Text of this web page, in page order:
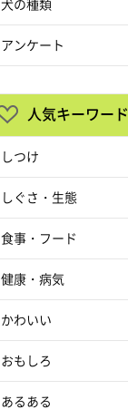
犬の種類
アンケート
人気キーワード
しつけ
しぐさ・生態
食事・フード
健康・病気
かわいい
おもしろ
あるある